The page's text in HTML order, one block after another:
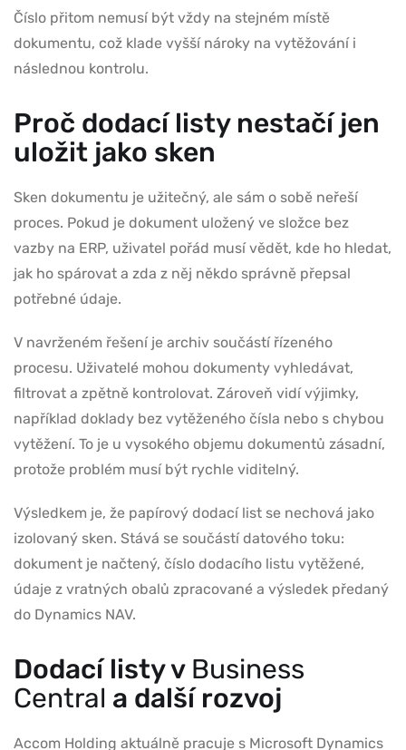
Číslo přitom nemusí být vždy na stejném místě
dokumentu, což klade vyšší nároky na vytěžování i
následnou kontrolu.
Proč dodací listy nestačí jen
uložit jako sken
Sken dokumentu je užitečný, ale sám o sobě neřeší
proces. Pokud je dokument uložený ve složce bez
vazby na ERP, uživatel pořád musí vědět, kde ho hledat,
jak ho spárovat a zda z něj někdo správně přepsal
potřebné údaje.
V navrženém řešení je archiv součástí řízeného
procesu. Uživatelé mohou dokumenty vyhledávat,
filtrovat a zpětně kontrolovat. Zároveň vidí výjimky,
například doklady bez vytěženého čísla nebo s chybou
vytěžení. To je u vysokého objemu dokumentů zásadní,
protože problém musí být rychle viditelný.
Výsledkem je, že papírový dodací list se nechová jako
izolovaný sken. Stává se součástí datového toku:
dokument je načtený, číslo dodacího listu vytěžené,
údaje z vratných obalů zpracované a výsledek předaný
do Dynamics NAV.
Dodací listy v Business
Central a další rozvoj
Accom Holding aktuálně pracuje s Microsoft Dynamics